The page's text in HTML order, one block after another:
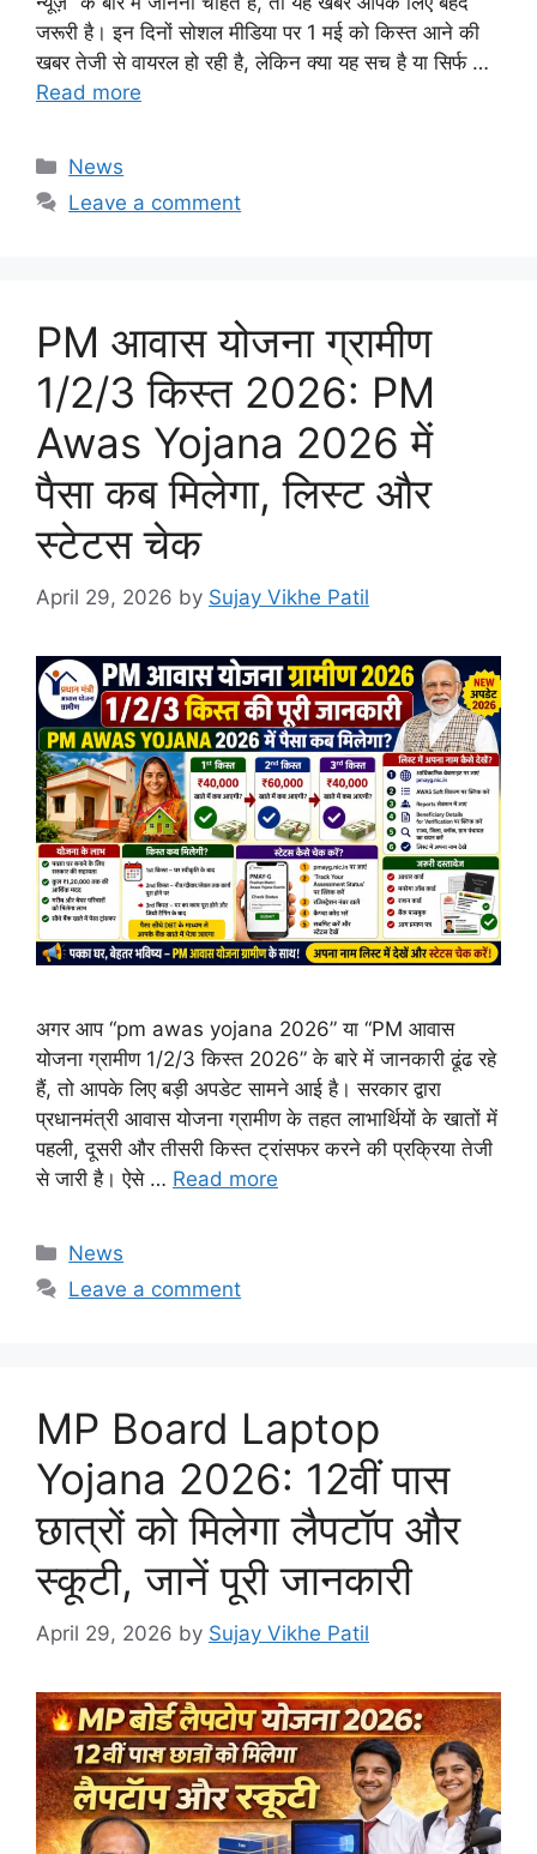
जरूरी है। इन दिनों सोशल मीडिया पर 1 मई को किस्त आने की
खबर तेजी से वायरल हो रही है, लेकिन क्या यह सच है या सिर्फ …
Read more
Categories
News
Leave a comment
PM आवास योजना ग्रामीण
1/2/3 किस्त 2026: PM
Awas Yojana 2026 में
पैसा कब मिलेगा, लिस्ट और
स्टेटस चेक
April 29, 2026 by Sujay Vikhe Patil
अगर आप “pm awas yojana 2026” या “PM आवास
योजना ग्रामीण 1/2/3 किस्त 2026” के बारे में जानकारी ढूंढ रहे
हैं, तो आपके लिए बड़ी अपडेट सामने आई है। सरकार द्वारा
प्रधानमंत्री आवास योजना ग्रामीण के तहत लाभार्थियों के खातों में
पहली, दूसरी और तीसरी किस्त ट्रांसफर करने की प्रक्रिया तेजी
से जारी है। ऐसे … Read more
Categories
News
Leave a comment
MP Board Laptop
Yojana 2026: 12वीं पास
छात्रों को मिलेगा लैपटॉप और
स्कूटी, जानें पूरी जानकारी
April 29, 2026 by Sujay Vikhe Patil